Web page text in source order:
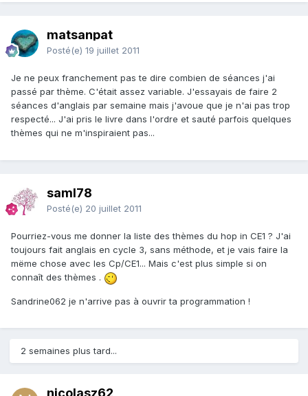
matsanpat
Posté(e) 19 juillet 2011
Je ne peux franchement pas te dire combien de séances j'ai
passé par thème. C'était assez variable. J'essayais de faire 2
séances d'anglais par semaine mais j'avoue que je n'ai pas trop
respecté... J'ai pris le livre dans l'ordre et sauté parfois quelques
thèmes qui ne m'inspiraient pas...
saml78
Posté(e) 20 juillet 2011
Pourriez-vous me donner la liste des thèmes du hop in CE1 ? J'ai
toujours fait anglais en cycle 3, sans méthode, et je vais faire la
mëme chose avec les Cp/CE1... Mais c'est plus simple si on
connaît des thèmes .
Sandrine062 je n'arrive pas à ouvrir ta programmation !
2 semaines plus tard...